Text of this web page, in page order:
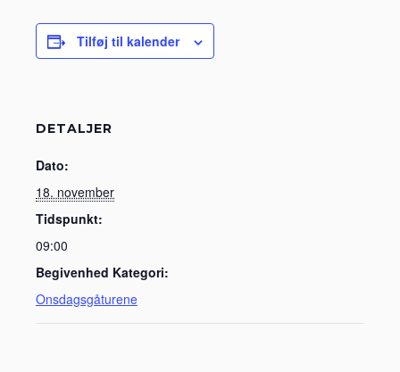
Tilføj til kalender
DETALJER
Dato:
18. november
Tidspunkt:
09:00
Begivenhed Kategori:
Onsdagsgåturene